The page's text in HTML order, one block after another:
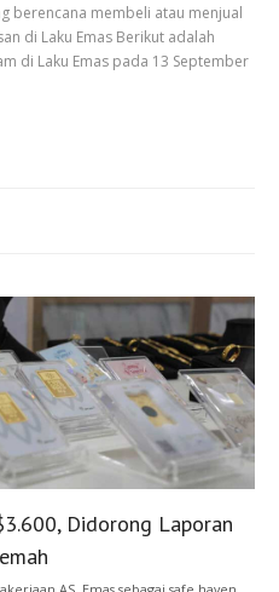
berencana membeli atau menjual
di Laku Emas Berikut adalah
di Laku Emas pada 13 September
Didorong Laporan